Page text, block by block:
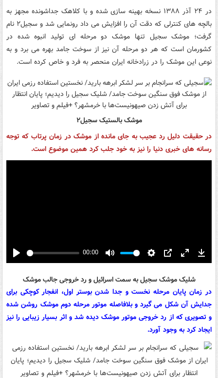
در ۲۴ آذر ۱۳۸۸ نسخه بهینه سازی شده و با کلاهک جداشونده مجهز به
بالچه های کنترلی که دقت آن را افزایش می داد رونمایی شد و سجیل۲ نام
گرفت؛ موشک سجیل تنها موشک دو مرحله ای تولید انبوه شده در
کشورمان است که هر دو مرحله آن نیز از سوخت جامد بهره می برد و به
نوعی این موشک را در زرادخانه ایران منحصر به فرد و خاص کرده است.
موشک بالستیک سجیل۲
در حقیقت دلیل رد عجیب به جای مانده از موشک در زمان پرتاب که توجه
رسانه های خبری دنیا را نیز به خود جلب کرد همین موضوع است.
Play
00:00
Mute Settings
PIP Enter
fullscreen
شلیک موشک سجیل به سمت اسرائیل و رد خروجی جالب موشک
در زمان پایان مرحله نخست و جدا شدن بوستر اول، انفجار کوچکی برای
جدایش آن شکل می گیرد و بلافاصله موتور مرحله دوم موشک روشن شده
و تصویری که از رد خروجی موتور موشک دیده شد و اثر بسیار زیبایی را نیز
ایجاد کرد به وجود آورد.